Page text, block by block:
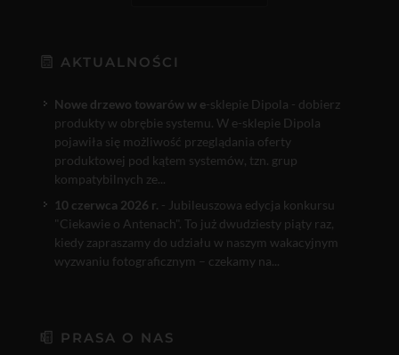
AKTUALNOŚCI
Nowe drzewo towarów w e-sklepie Dipola - dobierz
produkty w obrębie systemu. W e-sklepie Dipola
pojawiła się możliwość przeglądania oferty
produktowej pod kątem systemów, tzn. grup
kompatybilnych ze...
10 czerwca 2026 r. - Jubileuszowa edycja konkursu
"Ciekawie o Antenach". To już dwudziesty piąty raz,
kiedy zapraszamy do udziału w naszym wakacyjnym
wyzwaniu fotograficznym – czekamy na...
PRASA O NAS